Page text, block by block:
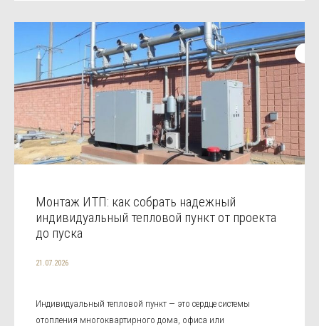
Монтаж ИТП: как собрать надежный
индивидуальный тепловой пункт от проекта
до пуска
21.07.2026
Индивидуальный тепловой пункт — это сердце системы
отопления многоквартирного дома, офиса или